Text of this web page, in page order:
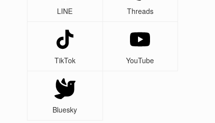
LINE Threads
TikTok YouTube
Bluesky